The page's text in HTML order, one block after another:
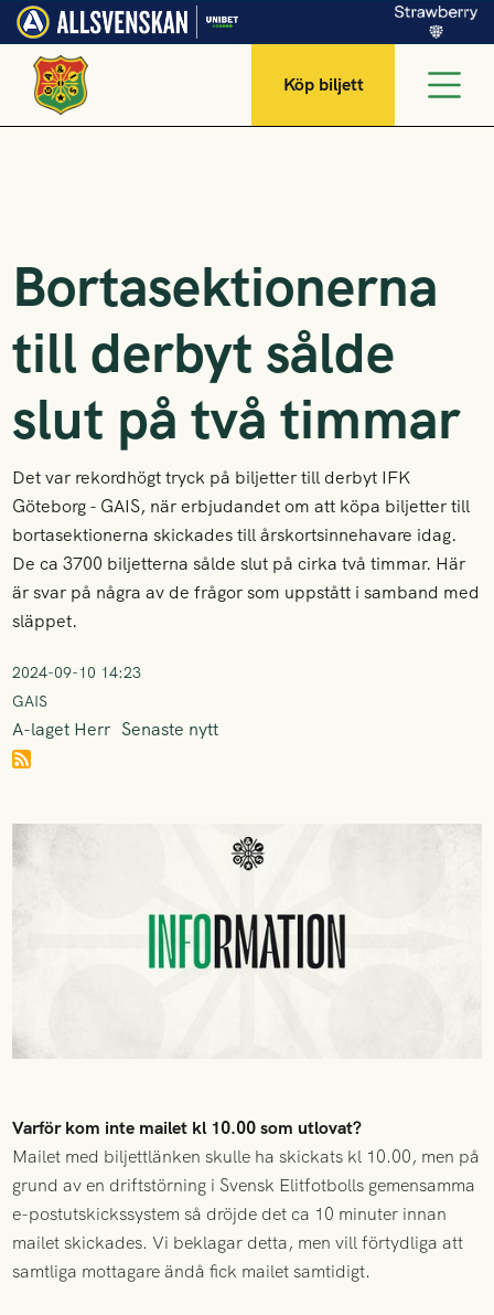
Köp biljett
Bortasektionerna
till derbyt sålde
slut på två timmar
Det var rekordhögt tryck på biljetter till derbyt IFK
Göteborg - GAIS, när erbjudandet om att köpa biljetter till
bortasektionerna skickades till årskortsinnehavare idag.
De ca 3700 biljetterna sålde slut på cirka två timmar. Här
är svar på några av de frågor som uppstått i samband med
släppet.
2024-09-10 14:23
GAIS
A-laget Herr Senaste nytt
Varför kom inte mailet kl 10.00 som utlovat?
Mailet med biljettlänken skulle ha skickats kl 10.00, men på
grund av en driftstörning i Svensk Elitfotbolls gemensamma
e-postutskickssystem så dröjde det ca 10 minuter innan
mailet skickades. Vi beklagar detta, men vill förtydliga att
samtliga mottagare ändå fick mailet samtidigt.